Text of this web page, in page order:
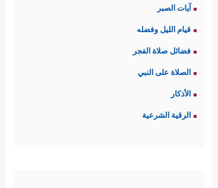
آيات الصبر
قيام الليل وفضله
فضائل صلاة الفجر
الصلاة على النبي
الأذكار
الرقية الشرعية